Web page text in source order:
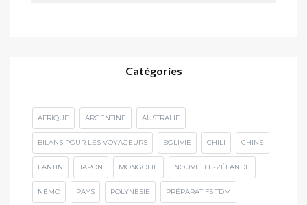
Catégories
AFRIQUE ARGENTINE AUSTRALIE
BILANS POUR LES VOYAGEURS BOLIVIE CHILI CHINE
FANTIN JAPON MONGOLIE NOUVELLE-ZÉLANDE
NÉMO PAYS POLYNESIE PRÉPARATIFS TDM